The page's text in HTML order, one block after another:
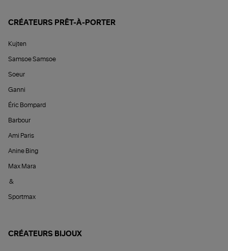
CRÉATEURS PRÊT-À-PORTER
Kujten
Samsoe Samsoe
Soeur
Ganni
Éric Bompard
Barbour
Ami Paris
Anine Bing
Max Mara
&
Sportmax
CRÉATEURS BIJOUX